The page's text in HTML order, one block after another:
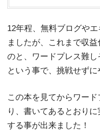
12年程、無料ブログや
ましたが、これまで収
のと、ワードプレス難
という事で、挑戦せずに
この本を見てからワー
り、書いてあるとおり
する事が出来ました！